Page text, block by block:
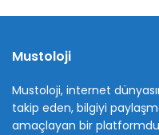
Mustoloji
Mustoloji, internet
takip eden, bilgiyi
amaçlayan bir